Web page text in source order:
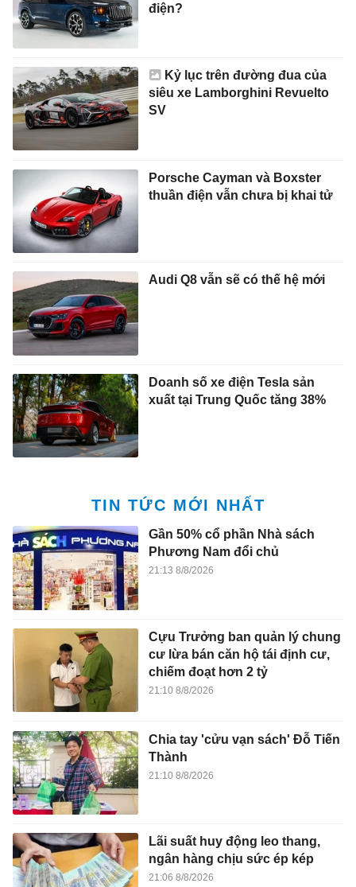
điện?
Kỷ lục trên đường đua của
siêu xe Lamborghini Revuelto
SV
Porsche Cayman và Boxster
thuần điện vẫn chưa bị khai tử
Audi Q8 vẫn sẽ có thế hệ mới
Doanh số xe điện Tesla sản
xuất tại Trung Quốc tăng 38%
TIN TỨC MỚI NHẤT
Gần 50% cổ phần Nhà sách
Phương Nam đổi chủ
21:13 8/8/2026
Cựu Trưởng ban quản lý chung
cư lừa bán căn hộ tái định cư,
chiếm đoạt hơn 2 tỷ
21:10 8/8/2026
Chia tay 'cửu vạn sách' Đỗ Tiến
Thành
21:10 8/8/2026
Lãi suất huy động leo thang,
ngân hàng chịu sức ép kép
21:06 8/8/2026